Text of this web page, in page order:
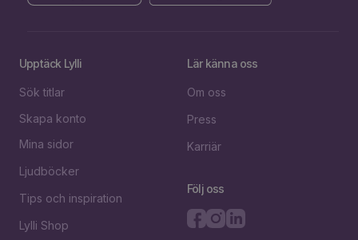
Upptäck Lylli
Sök titlar
Skapa konto
Mina sidor
Ljudböcker
Tips och inspiration
Lylli Shop
Lär känna oss
Om oss
Press
Karriär
Följ oss